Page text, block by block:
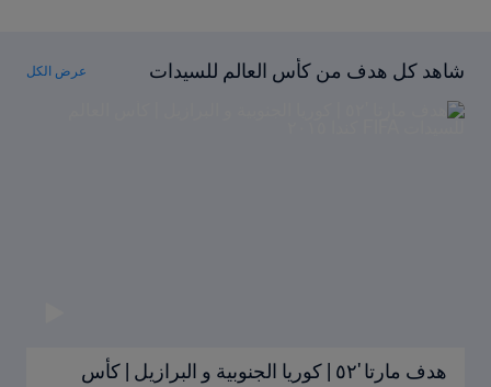
شاهد كل هدف من كأس العالم للسيدات
FIFA كندا ٢٠١٥
عرض الكل
هدف مارتا '٥٢ | كوريا الجنوبية و البرازيل | كأس